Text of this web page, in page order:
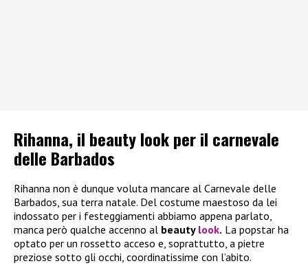
Rihanna, il beauty look per il carnevale
delle Barbados
Rihanna non è dunque voluta mancare al Carnevale delle
Barbados, sua terra natale. Del costume maestoso da lei
indossato per i festeggiamenti abbiamo appena parlato,
manca però qualche accenno al beauty look. La popstar ha
optato per un rossetto acceso e, soprattutto, a pietre
preziose sotto gli occhi, coordinatissime con l’abito.